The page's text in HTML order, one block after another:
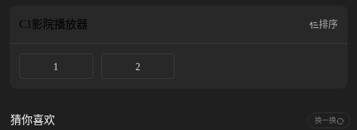
C1影院播放器 排序
1 2
猜你喜欢 换一换